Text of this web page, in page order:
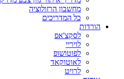
מחשבון הרזולוציה
כל המדריכים
הורדות
לסקצ'אפ
לויריי
לפוטושופ
לאוטוקאד
לרויט